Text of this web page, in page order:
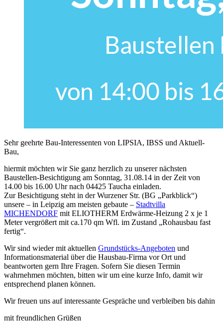
Sehr geehrte Bau-Interessenten von LIPSIA, IBSS und Aktuell-
Bau,
hiermit möchten wir Sie ganz herzlich zu unserer nächsten
Baustellen-Besichtigung am Sonntag, 31.08.14 in der Zeit von
14.00 bis 16.00 Uhr nach 04425 Taucha einladen.
Zur Besichtigung steht in der Wurzener Str. (BG „Parkblick“)
unsere – in Leipzig am meisten gebaute – Stadtvilla
MICHENDORF mit ELIOTHERM Erdwärme-Heizung 2 x je 1
Meter vergrößert mit ca.170 qm Wfl. im Zustand „Rohausbau fast
fertig“.
Wir sind wieder mit aktuellen Grundstücks-Angeboten und
Informationsmaterial über die Hausbau-Firma vor Ort und
beantworten gern Ihre Fragen. Sofern Sie diesen Termin
wahrnehmen möchten, bitten wir um eine kurze Info, damit wir
entsprechend planen können.
Wir freuen uns auf interessante Gespräche und verbleiben bis dahin
mit freundlichen Grüßen